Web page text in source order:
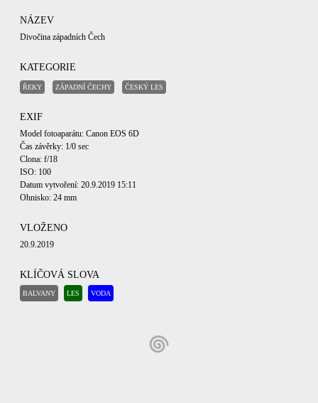
NÁZEV
Divočina západních Čech
KATEGORIE
ŘEKY ZÁPADNÍ ČECHY ČESKÝ LES
EXIF
Model fotoaparátu: Canon EOS 6D
Čas závěrky: 1/0 sec
Clona: f/18
ISO: 100
Datum vytvoření: 20.9.2019 15:11
Ohnisko: 24 mm
VLOŽENO
20.9.2019
KLÍČOVÁ SLOVA
BALVANY LES VODA